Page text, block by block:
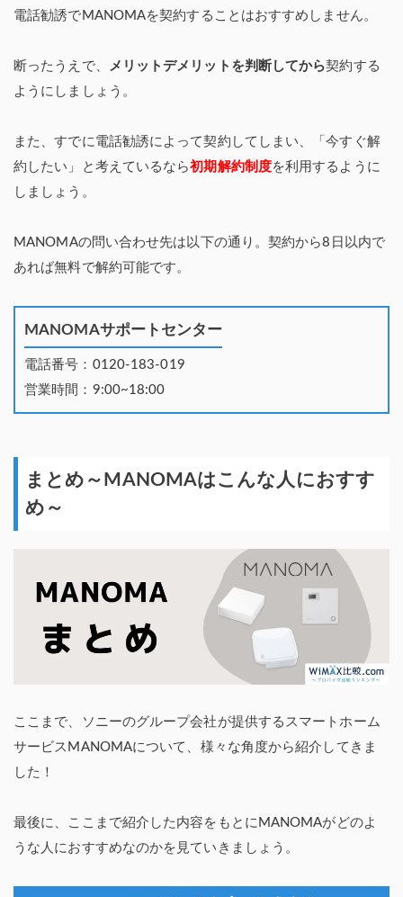
電話勧誘でMANOMAを契約することはおすすめしません。
断ったうえで、 メリットデメリットを判断してから契約する
ようにしましょう。
また、すでに電話勧誘によって契約してしまい、「今すぐ解
約したい」と考えているなら初期解約制度を利用するように
しましょう。
MANOMAの問い合わせ先は以下の通り。契約から8日以内で
あれば無料で解約可能です。
MANOMAサポートセンター
電話番号：0120-183-019
営業時間：9:00~18:00
まとめ～MANOMAはこんな人におすす
め～
ここまで、ソニーのグループ会社が提供するスマートホーム
サービスMANOMAについて、様々な角度から紹介してきま
した！
最後に、ここまで紹介した内容をもとにMANOMAがどのよ
うな人におすすめなのかを見ていきましょう。